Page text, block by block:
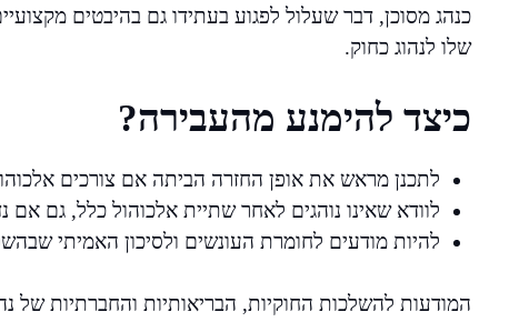
כנהג מסוכן, דבר שעלול לפגוע בעתידו גם בהיבטים
שלו לנהוג כחוק.
כיצד להימנע מהעבירה?
לתכנן מראש את אופן החזרה הביתה אם צורכים
לוודא שאינו נוהגים לאחר שתיית אלכוהול כלל, גם
להיות מודעים לחומרת העונשים ולסיכון האמיתי
המודעות להשלכות החוקיות, הבריאותיות והחברתיות של